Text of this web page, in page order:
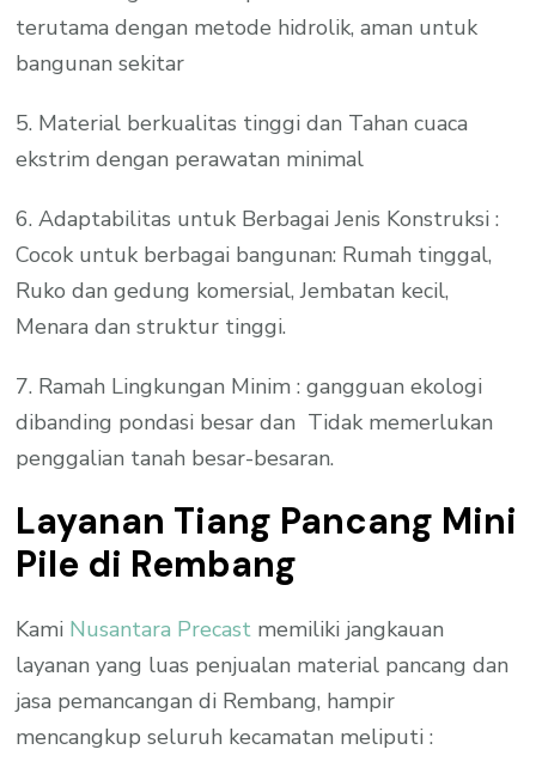
terutama dengan metode hidrolik, aman untuk
bangunan sekitar
5. Material berkualitas tinggi dan Tahan cuaca
ekstrim dengan perawatan minimal
6. Adaptabilitas untuk Berbagai Jenis Konstruksi :
Cocok untuk berbagai bangunan: Rumah tinggal,
Ruko dan gedung komersial, Jembatan kecil,
Menara dan struktur tinggi.
7. Ramah Lingkungan Minim : gangguan ekologi
dibanding pondasi besar dan Tidak memerlukan
penggalian tanah besar-besaran.
Layanan Tiang Pancang Mini
Pile di Rembang
Kami Nusantara Precast memiliki jangkauan
layanan yang luas penjualan material pancang dan
jasa pemancangan di Rembang, hampir
mencangkup seluruh kecamatan meliputi :